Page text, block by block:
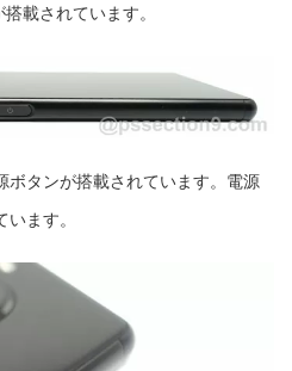
載されています。
ボタンが搭載されています。電源
ます。